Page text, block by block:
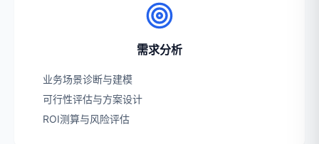
需求分析
业务场景诊断与建模
可行性评估与方案设计
ROI测算与风险评估